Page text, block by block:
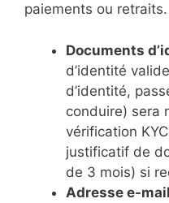
paiements ou retraits.
Documents
d’identité
d’identité,
conduire) sera
vérification
justificatif de
de 3 mois) si
Adresse e-